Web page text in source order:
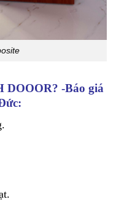
DOOOR? -Báo giá